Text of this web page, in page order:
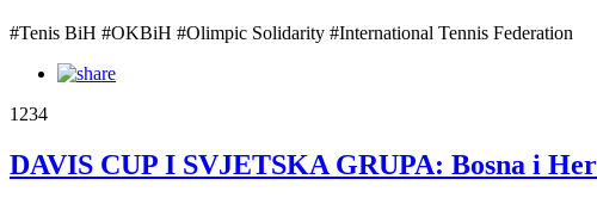
#Tenis BiH #OKBiH #Olimpic Solidarity #International Tennis Federation
1234
DAVIS CUP I SVJETSKA GRUPA: Bosna i